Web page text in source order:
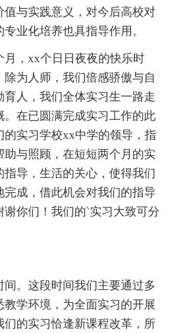
值与实践意义，对今后高校对
业化培养也具指导作用。
，xx个日日夜夜的快乐时
为人师，我们倍感骄傲与自
人，我们全体实习生一路走
在已圆满完成实习工作的此
的实习学校xx中学的领导，指
与照顾，在短短两个月的实
导，生活的关心，使得我们
成，借此机会对我们的指导
你们！我们的`实习大致可分
。这段时间我们主要通过多
学环境，为全面实习的开展
们的实习恰逢新课程改革，所